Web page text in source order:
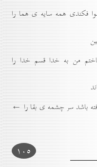
فكندى همه سايه ى هما را
من به خدا قسم خدا را
باشد سر چشمه ى بقا را ←
۱٠٥